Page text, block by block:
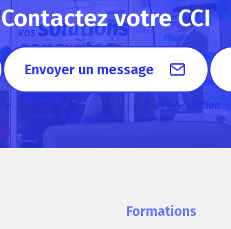
Contactez votre CCI
Envoyer un message
Formations